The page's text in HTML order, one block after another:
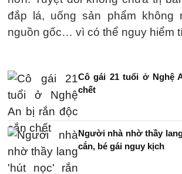
đắp lá, uống sản phẩm không
nguồn gốc… vì có thể nguy hiểm
Cô gái 21 tuổi ở Nghệ
chết
Người nhà nhờ thầy
cắn, bé gái nguy kịch